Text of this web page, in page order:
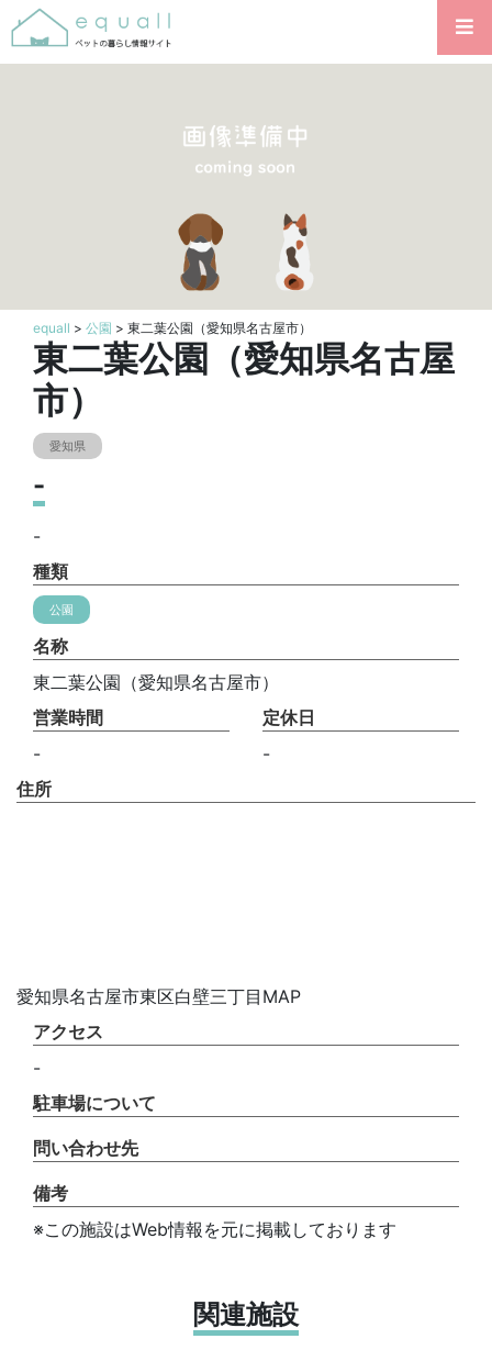
equall > 公園 > 東二葉公園（愛知県名古屋市）
東二葉公園（愛知県名古屋
市）
愛知県
-
-
種類
公園
名称
東二葉公園（愛知県名古屋市）
営業時間
-
定休日
-
住所
愛知県名古屋市東区白壁三丁目MAP
アクセス
-
駐車場について
問い合わせ先
備考
※この施設はWeb情報を元に掲載しております
関連施設